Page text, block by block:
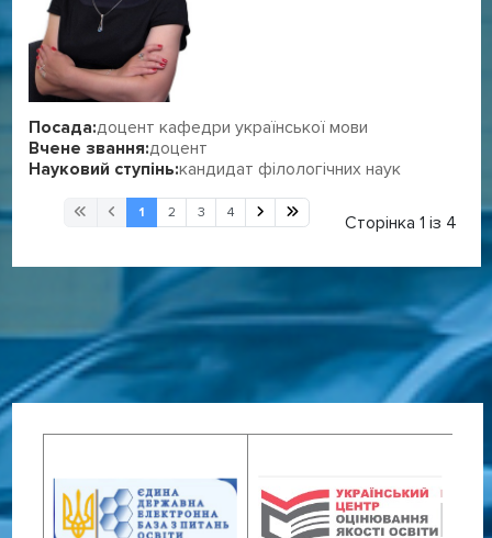
Посада:доцент кафедри української мови
Вчене звання:доцент
Науковий ступінь:кандидат філологічних наук
Сторінка 1 із 4
1 2 3 4
Дочірні категорії
Керівництво 4
Співробітники 32